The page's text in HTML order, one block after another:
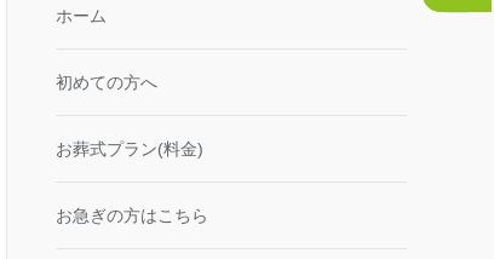
ホーム
初めての方へ
お葬式プラン(料金)
お急ぎの方はこちら